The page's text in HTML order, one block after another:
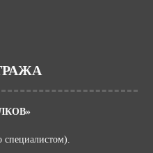
специалистом).